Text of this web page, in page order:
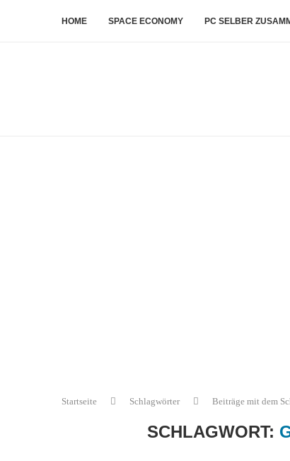
HOME SPACE ECONOMY PC SELBER
Startseite Schlagwörter Beiträge mit dem
SCHLAGWORT: